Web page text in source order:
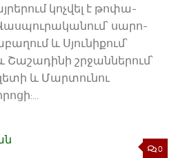
կոչվել է թոփա-
սարո-
և Սյունիքում՝
Շաշադինի շրջաններում՝
և Մարտունու
0